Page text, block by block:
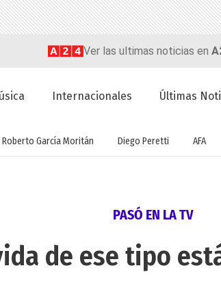
Ver las ultimas noticias en
Internacionales Últimas
Roberto García Moritán Diego Peretti AFA
PASÓ EN LA TV
de ese tipo